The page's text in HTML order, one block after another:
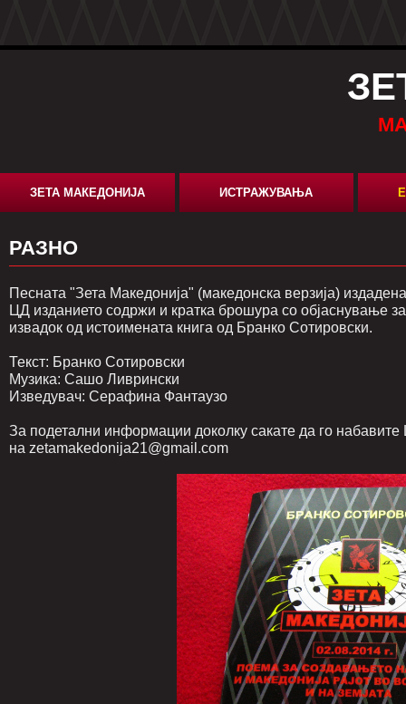
ЗЕТА МАКЕДОНИЈА ИСТРАЖУВАЊА
РАЗНО
Песната "Зета Македонија" (македонска верзија)
ЦД изданието содржи и кратка брошура со објаснување за
извадок од истоимената книга од Бранко Сотировски.
Текст: Бранко Сотировски
Музика: Сашо Ливрински
Изведувач: Серафина Фантаузо
За подетални информации доколку сакате да го набавите
на zetamakedonija21@gmail.com